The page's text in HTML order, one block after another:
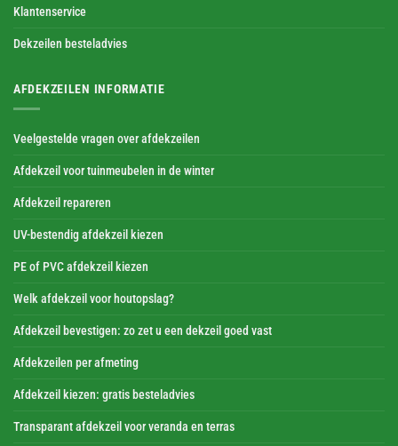
Klantenservice
Dekzeilen besteladvies
AFDEKZEILEN INFORMATIE
Veelgestelde vragen over afdekzeilen
Afdekzeil voor tuinmeubelen in de winter
Afdekzeil repareren
UV-bestendig afdekzeil kiezen
PE of PVC afdekzeil kiezen
Welk afdekzeil voor houtopslag?
Afdekzeil bevestigen: zo zet u een dekzeil goed vast
Afdekzeilen per afmeting
Afdekzeil kiezen: gratis besteladvies
Transparant afdekzeil voor veranda en terras